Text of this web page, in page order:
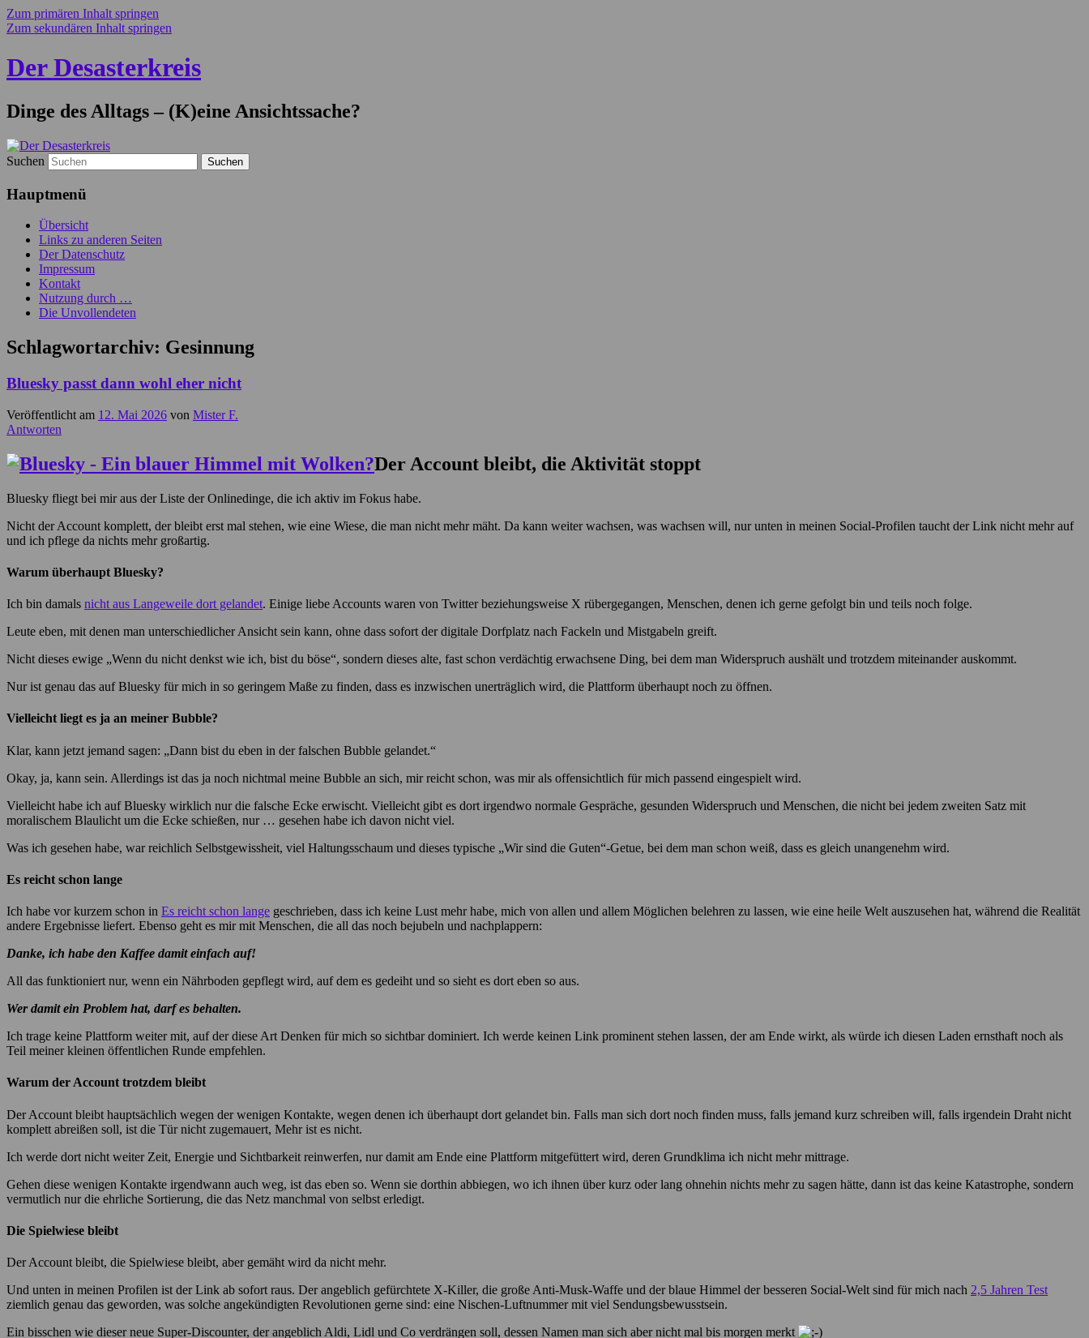
Zum primären Inhalt springen
Zum sekundären Inhalt springen
Der Desasterkreis
Dinge des Alltags – (K)eine Ansichtssache?
Suchen
Hauptmenü
Übersicht
Links zu anderen Seiten
Der Datenschutz
Impressum
Kontakt
Nutzung durch …
Die Unvollendeten
Schlagwortarchiv: Gesinnung
Bluesky passt dann wohl eher nicht
Veröffentlicht am 12. Mai 2026 von Mister F.
Antworten
Der Account bleibt, die Aktivität stoppt
Bluesky fliegt bei mir aus der Liste der Onlinedinge, die ich aktiv im Fokus habe.
Nicht der Account komplett, der bleibt erst mal stehen, wie eine Wiese, die man nicht mehr mäht. Da kann weiter wachsen, was wachsen will, nur unten in meinen Social-Profilen taucht der Link nicht mehr auf
und ich pflege da nichts mehr großartig.
Warum überhaupt Bluesky?
Ich bin damals nicht aus Langeweile dort gelandet. Einige liebe Accounts waren von Twitter beziehungsweise X rübergegangen, Menschen, denen ich gerne gefolgt bin und teils noch folge.
Leute eben, mit denen man unterschiedlicher Ansicht sein kann, ohne dass sofort der digitale Dorfplatz nach Fackeln und Mistgabeln greift.
Nicht dieses ewige „Wenn du nicht denkst wie ich, bist du böse“, sondern dieses alte, fast schon verdächtig erwachsene Ding, bei dem man Widerspruch aushält und trotzdem miteinander auskommt.
Nur ist genau das auf Bluesky für mich in so geringem Maße zu finden, dass es inzwischen unerträglich wird, die Plattform überhaupt noch zu öffnen.
Vielleicht liegt es ja an meiner Bubble?
Klar, kann jetzt jemand sagen: „Dann bist du eben in der falschen Bubble gelandet.“
Okay, ja, kann sein. Allerdings ist das ja noch nichtmal meine Bubble an sich, mir reicht schon, was mir als offensichtlich für mich passend eingespielt wird.
Vielleicht habe ich auf Bluesky wirklich nur die falsche Ecke erwischt. Vielleicht gibt es dort irgendwo normale Gespräche, gesunden Widerspruch und Menschen, die nicht bei jedem zweiten Satz mit
moralischem Blaulicht um die Ecke schießen, nur … gesehen habe ich davon nicht viel.
Was ich gesehen habe, war reichlich Selbstgewissheit, viel Haltungsschaum und dieses typische „Wir sind die Guten“-Getue, bei dem man schon weiß, dass es gleich unangenehm wird.
Es reicht schon lange
Ich habe vor kurzem schon in Es reicht schon lange geschrieben, dass ich keine Lust mehr habe, mich von allen und allem Möglichen belehren zu lassen, wie eine heile Welt auszusehen hat, während die Realität
andere Ergebnisse liefert. Ebenso geht es mir mit Menschen, die all das noch bejubeln und nachplappern:
Danke, ich habe den Kaffee damit einfach auf!
All das funktioniert nur, wenn ein Nährboden gepflegt wird, auf dem es gedeiht und so sieht es dort eben so aus.
Wer damit ein Problem hat, darf es behalten.
Ich trage keine Plattform weiter mit, auf der diese Art Denken für mich so sichtbar dominiert. Ich werde keinen Link prominent stehen lassen, der am Ende wirkt, als würde ich diesen Laden ernsthaft noch als
Teil meiner kleinen öffentlichen Runde empfehlen.
Warum der Account trotzdem bleibt
Der Account bleibt hauptsächlich wegen der wenigen Kontakte, wegen denen ich überhaupt dort gelandet bin. Falls man sich dort noch finden muss, falls jemand kurz schreiben will, falls irgendein Draht nicht
komplett abreißen soll, ist die Tür nicht zugemauert, Mehr ist es nicht.
Ich werde dort nicht weiter Zeit, Energie und Sichtbarkeit reinwerfen, nur damit am Ende eine Plattform mitgefüttert wird, deren Grundklima ich nicht mehr mittrage.
Gehen diese wenigen Kontakte irgendwann auch weg, ist das eben so. Wenn sie dorthin abbiegen, wo ich ihnen über kurz oder lang ohnehin nichts mehr zu sagen hätte, dann ist das keine Katastrophe, sondern
vermutlich nur die ehrliche Sortierung, die das Netz manchmal von selbst erledigt.
Die Spielwiese bleibt
Der Account bleibt, die Spielwiese bleibt, aber gemäht wird da nicht mehr.
Und unten in meinen Profilen ist der Link ab sofort raus. Der angeblich gefürchtete X-Killer, die große Anti-Musk-Waffe und der blaue Himmel der besseren Social-Welt sind für mich nach 2,5 Jahren Test
ziemlich genau das geworden, was solche angekündigten Revolutionen gerne sind: eine Nischen-Luftnummer mit viel Sendungsbewusstsein.
Ein bisschen wie dieser neue Super-Discounter, der angeblich Aldi, Lidl und Co verdrängen soll, dessen Namen man sich aber nicht mal bis morgen merkt